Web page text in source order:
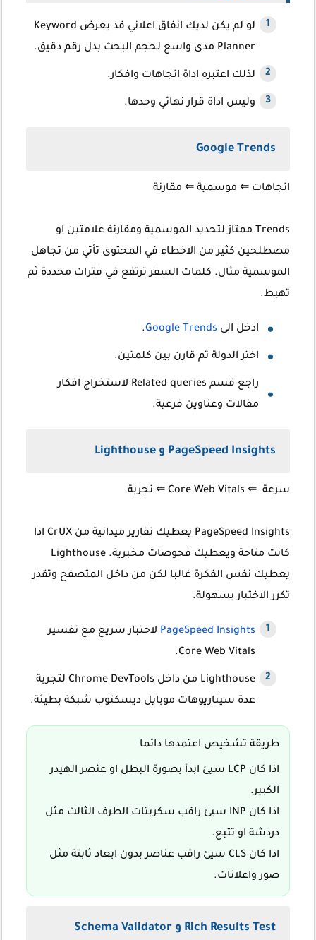
لو لم يكن لديك انفاق اعلاني قد يعرض Keyword
Planner مدى واسع لحجم البحث بدل رقم دقيق.
لذلك اعتبره اداة اتجاهات وافكار.
وليس اداة قرار نهائي وحدها.
Google Trends
اتجاهات ⇐ موسمية ⇐ مقارنة
Trends ممتاز لتحديد الموسمية ومقارنة علامتين او
مصطلحين كثير من الاخطاء في المحتوى تأتي من تجاهل
الموسمية مثال. كلمات السفر ترتفع في فترات محددة ثم
تهبط.
ادخل الى Google Trends
.
اختر الدولة ثم قارن بين كلمتين.
راجع قسم Related queries لاستخراج افكار
مقالات وعناوين فرعية.
PageSpeed Insights و Lighthouse
سرعة ⇐
Core Web Vitals ⇐ تجربة
PageSpeed Insights يعطيك تقارير ميدانية من CrUX اذا
كانت متاحة ويعطيك فحوصات مخبرية. Lighthouse
يعطيك نفس الفكرة غالبا لكن من داخل المتصفح وتقدر
تكرر الاختبار بسهولة.
PageSpeed Insights لاختبار سريع مع تفسير
Core Web Vitals.
Lighthouse من داخل Chrome DevTools لتجربة
عدة سيناريوهات موبايل ديسكتوب شبكة بطيئة.
طريقة تشخيص اعتمدها دائما
اذا كان LCP سيئ ابدأ بصورة البطل او عنصر الهيدر
الكبير.
اذا كان INP سيئ راقب سكربتات الطرف الثالث مثل
دردشة او تتبع.
اذا كان CLS سيئ راقب عناصر بدون ابعاد ثابتة مثل
صور واعلانات.
Rich Results Test و Schema Validator